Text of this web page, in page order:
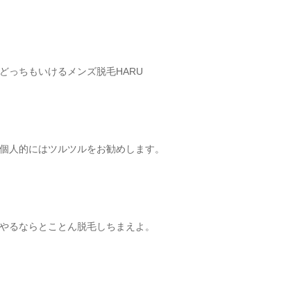
どっちもいけるメンズ脱毛HARU
個人的にはツルツルをお勧めします。
やるならとことん脱毛しちまえよ。